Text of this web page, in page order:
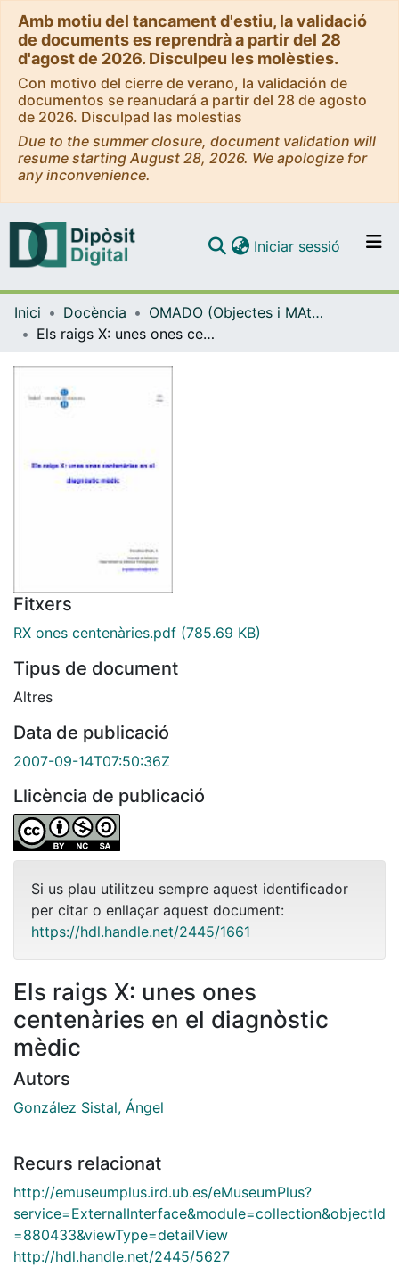
Amb motiu del tancament d'estiu, la validació
de documents es reprendrà a partir del 28
d'agost de 2026. Disculpeu les molèsties.
Con motivo del cierre de verano, la validación de
documentos se reanudará a partir del 28 de agosto
de 2026. Disculpad las molestias
Due to the summer closure, document validation will
resume starting August 28, 2026. We apologize for
any inconvenience.
Navega per tot el DD
Iniciar sessió (current)
Inici Docència
OMADO (Objectes i MAterials DOcents)
Els raigs X: unes ones centenàries en el diagnòstic mèdic
Fitxers
RX ones centenàries.pdf (785.69 KB)
Tipus de document
Altres
Data de publicació
2007-09-14T07:50:36Z
Llicència de publicació
Si us plau utilitzeu sempre aquest identificador
per citar o enllaçar aquest document:
https://hdl.handle.net/2445/1661
Els raigs X: unes ones
centenàries en el diagnòstic
mèdic
Autors
González Sistal, Ángel
Recurs relacionat
http://emuseumplus.ird.ub.es/eMuseumPlus?
service=ExternalInterface&module=collection&objectId
=880433&viewType=detailView
http://hdl.handle.net/2445/5627